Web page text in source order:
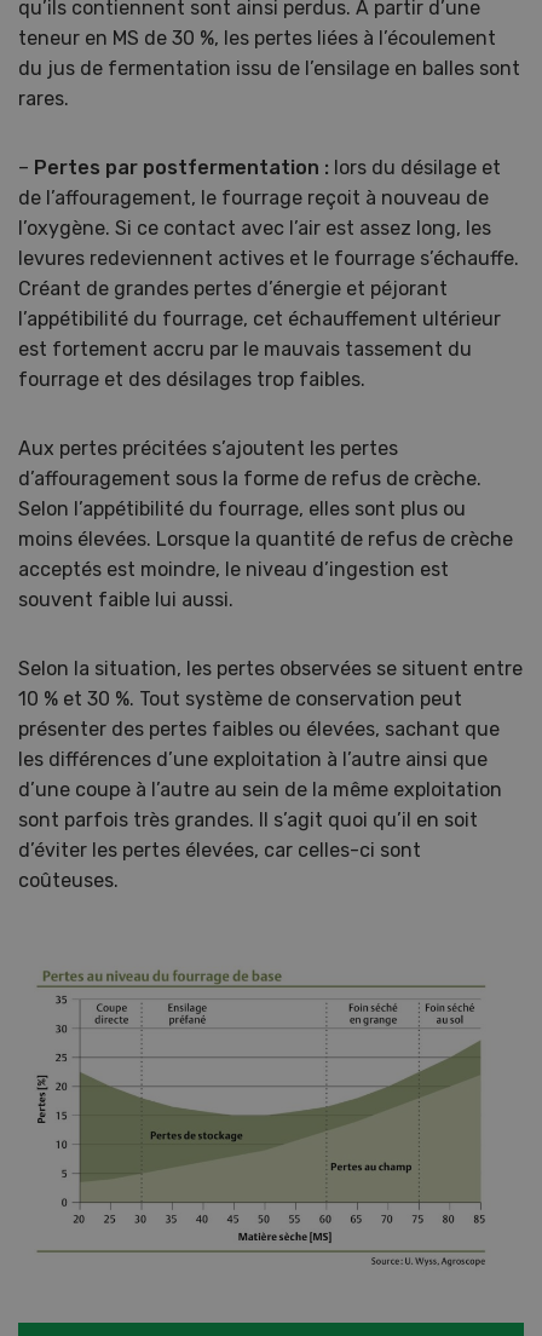
qu’ils contiennent sont ainsi perdus. A partir d’une
teneur en MS de 30 %, les pertes liées à l’écoulement
du jus de fermentation issu de l’ensilage en balles sont
rares.
– Pertes par postfermentation : lors du désilage et
de l’affouragement, le fourrage reçoit à nouveau de
l’oxygène. Si ce contact avec l’air est assez long, les
levures redeviennent actives et le fourrage s’échauffe.
Créant de grandes pertes d’énergie et péjorant
l’appétibilité du fourrage, cet échauffement ultérieur
est fortement accru par le mauvais tassement du
fourrage et des désilages trop faibles.
Aux pertes précitées s’ajoutent les pertes
d’affouragement sous la forme de refus de crèche.
Selon l’appétibilité du fourrage, elles sont plus ou
moins élevées. Lorsque la quantité de refus de crèche
acceptés est moindre, le niveau d’ingestion est
souvent faible lui aussi.
Selon la situation, les pertes observées se situent entre
10 % et 30 %. Tout système de conservation peut
présenter des pertes faibles ou élevées, sachant que
les différences d’une exploitation à l’autre ainsi que
d’une coupe à l’autre au sein de la même exploitation
sont parfois très grandes. Il s’agit quoi qu’il en soit
d’éviter les pertes élevées, car celles-ci sont
coûteuses.